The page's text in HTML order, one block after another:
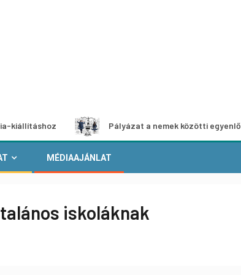
Pályázat a nemek közötti egyenlőség
MÉDIAAJÁNLAT
iskoláknak